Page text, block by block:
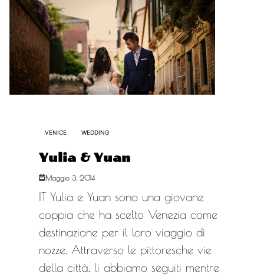
VENICE WEDDING
Yulia & Yuan
Maggio 3, 2014
IT Yulia e Yuan sono una giovane
coppia che ha scelto Venezia come
destinazione per il loro viaggio di
nozze. Attraverso le pittoresche vie
della città, li abbiamo seguiti mentre